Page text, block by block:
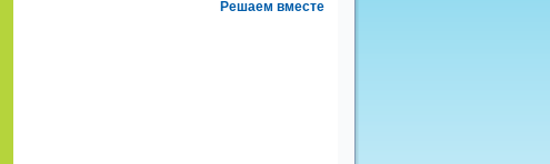
Решаем вместе